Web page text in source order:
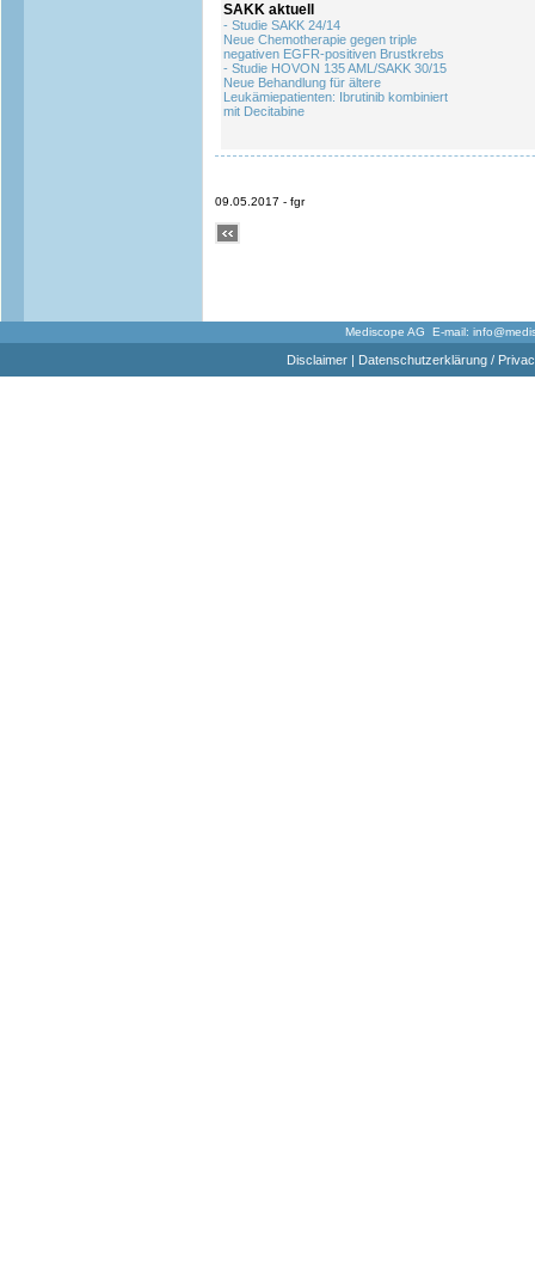
SAKK aktuell
- Studie SAKK 24/14
Neue Chemotherapie gegen triple
negativen EGFR-positiven Brustkrebs
- Studie HOVON 135 AML/SAKK 30/15
Neue Behandlung für ältere
Leukämiepatienten: Ibrutinib kombiniert
mit Decitabine
09.05.2017 - fgr
Mediscope AG E-mail:
Disclaimer| Datenschutzerklärung /